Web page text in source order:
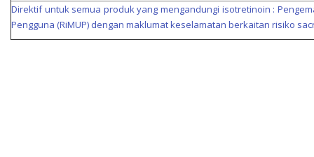
Direktif untuk semua produk yang mengandungi isotretinoin :
Pengguna (RiMUP) dengan maklumat keselamatan berkaitan risiko